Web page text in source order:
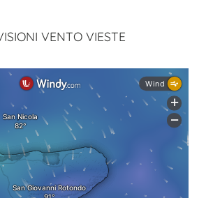
VENTO VIESTE